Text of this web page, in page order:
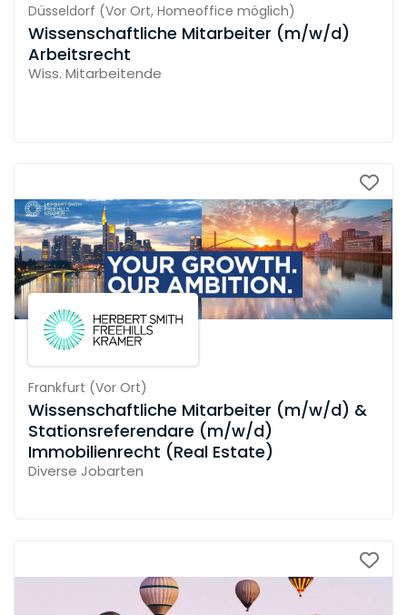
Düsseldorf (Vor Ort, Homeoffice möglich)
Wissenschaftliche Mitarbeiter (m/w/d)
Arbeitsrecht
Wiss. Mitarbeitende
Frankfurt (Vor Ort)
Wissenschaftliche Mitarbeiter (m/w/d) &
Stationsreferendare (m/w/d)
Immobilienrecht (Real Estate)
Diverse Jobarten